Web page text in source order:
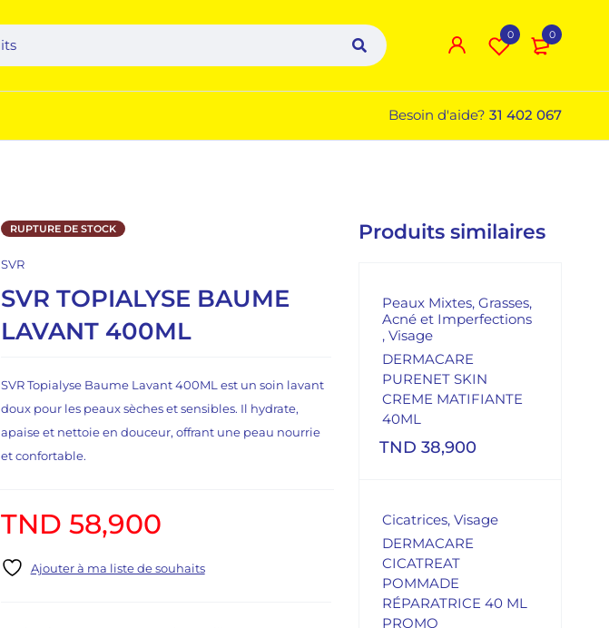
0
0
Besoin d'aide? 31 402 067
RUPTURE DE STOCK
SVR
SVR TOPIALYSE BAUME
LAVANT 400ML
SVR Topialyse Baume Lavant 400ML est un soin lavant
doux pour les peaux sèches et sensibles. Il hydrate,
apaise et nettoie en douceur, offrant une peau nourrie
et confortable.
TND 58,900
Produits similaires
Peaux Mixtes, Grasses,
Acné et Imperfections
, Visage
DERMACARE
PURENET SKIN
CREME MATIFIANTE
40ML
TND 38,900
Cicatrices, Visage
DERMACARE
CICATREAT
POMMADE
RÉPARATRICE 40 ML
PROMO